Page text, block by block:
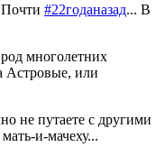
Почти #22годаназад... В
многолетних
Астровые, или
не путаете с другими
и-мачеху...